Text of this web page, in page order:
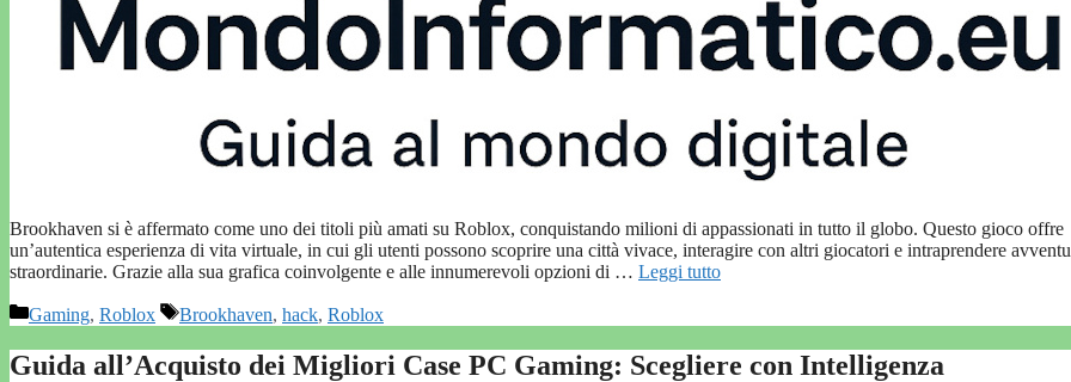
Brookhaven si è affermato come uno dei titoli più amati su Roblox, conquistando milioni di appassionati in tutto il globo. Questo gioco offre
un’autentica esperienza di vita virtuale, in cui gli utenti possono scoprire una città vivace, interagire con altri giocatori e intraprendere
straordinarie. Grazie alla sua grafica coinvolgente e alle innumerevoli opzioni di … Leggi tutto
Categorie
Gaming, Roblox Tag
Brookhaven, hack, Roblox
Guida all’Acquisto dei Migliori Case PC Gaming: Scegliere con Intelligenza